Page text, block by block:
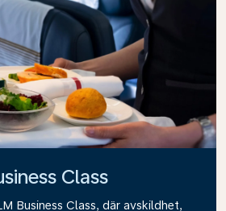
Class
Business Class, där avskildhet,